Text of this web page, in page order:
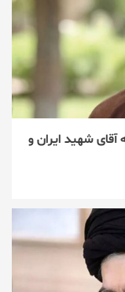
آقای شهید ایران و